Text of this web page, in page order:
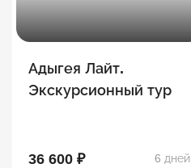
Адыгея Лайт.
Экскурсионный тур
36 600 ₽ 6 дней